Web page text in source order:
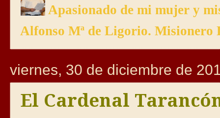
Apasionado de mi mujer y
Alfonso Mª de Ligorio. Misionero
viernes, 30 de diciembre de
El Cardenal